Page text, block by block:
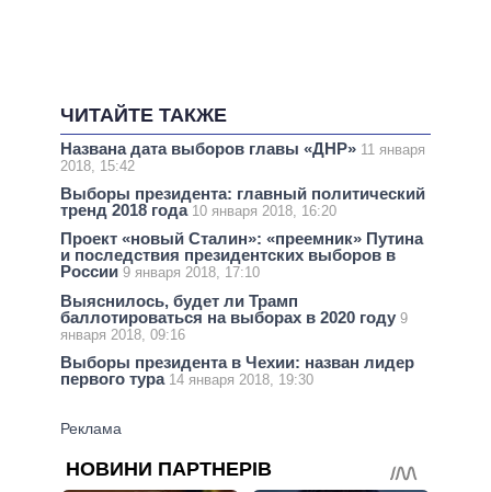
ЧИТАЙТЕ ТАКЖЕ
Названа дата выборов главы «ДНР» 11 января
2018, 15:42
Выборы президента: главный политический
тренд 2018 года 10 января 2018, 16:20
Проект «новый Сталин»: «преемник» Путина
и последствия президентских выборов в
России 9 января 2018, 17:10
Выяснилось, будет ли Трамп
баллотироваться на выборах в 2020 году 9
января 2018, 09:16
Выборы президента в Чехии: назван лидер
первого тура 14 января 2018, 19:30